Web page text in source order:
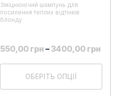
Зміцнюючий шампунь для
посилення теплих відтінків
блонду
550,00 грн – 3400,00 грн
ОБЕРІТЬ ОПЦІЇ